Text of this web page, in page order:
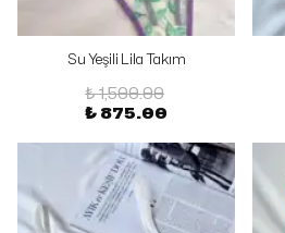
Su Yeşili Lila Takım
₺ 1,500.00
₺ 875.00